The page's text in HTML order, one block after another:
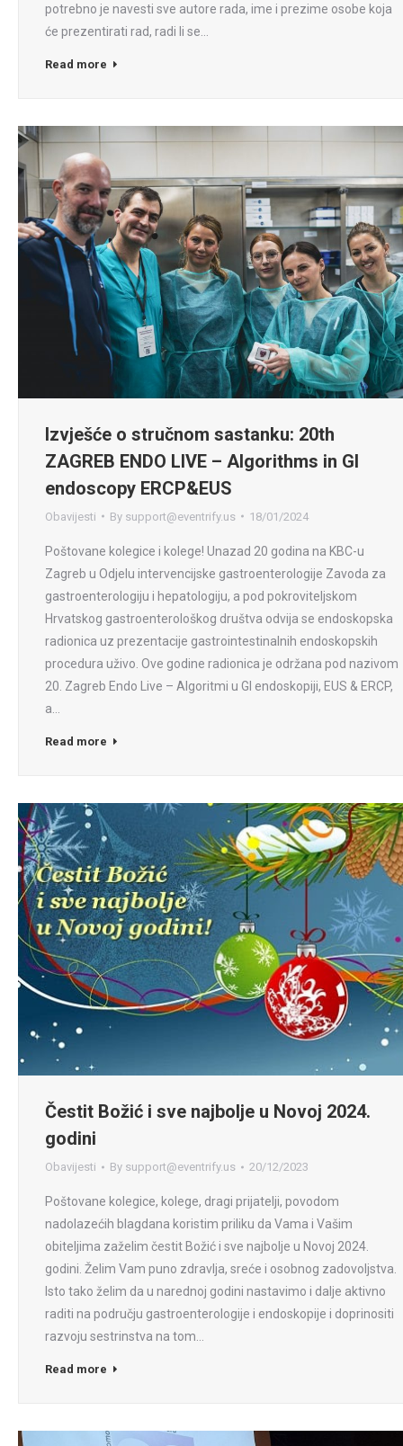
potrebno je navesti sve autore rada, ime i prezime osobe koja
će prezentirati rad, radi li se…
Read more
Izvješće o stručnom sastanku: 20th
ZAGREB ENDO LIVE – Algorithms in GI
endoscopy ERCP&EUS
Obavijesti By support@eventrify.us 18/01/2024
Poštovane kolegice i kolege! Unazad 20 godina na KBC-u
Zagreb u Odjelu intervencijske gastroenterologije Zavoda za
gastroenterologiju i hepatologiju, a pod pokroviteljskom
Hrvatskog gastroenterološkog društva odvija se endoskopska
radionica uz prezentacije gastrointestinalnih endoskopskih
procedura uživo. Ove godine radionica je održana pod nazivom
20. Zagreb Endo Live – Algoritmi u GI endoskopiji, EUS & ERCP,
a…
Read more
Čestit Božić i sve najbolje u Novoj 2024.
godini
Obavijesti By support@eventrify.us 20/12/2023
Poštovane kolegice, kolege, dragi prijatelji, povodom
nadolazećih blagdana koristim priliku da Vama i Vašim
obiteljima zaželim čestit Božić i sve najbolje u Novoj 2024.
godini. Želim Vam puno zdravlja, sreće i osobnog zadovoljstva.
Isto tako želim da u narednoj godini nastavimo i dalje aktivno
raditi na području gastroenterologije i endoskopije i doprinositi
razvoju sestrinstva na tom…
Read more